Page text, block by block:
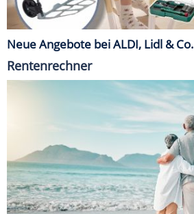
Neue Angebote bei ALDI, Lidl & Co.
Rentenrechner